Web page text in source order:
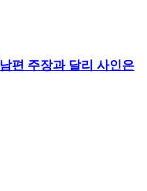
편 주장과 달리 사인은